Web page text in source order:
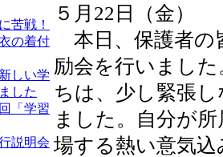
苦戦！
の着付
しい学
した
「学習
説明会
５月22日（金）
本日、保護者の
励会を行いまし
ちは、少し緊張
ました。自分が
場する熱い意気